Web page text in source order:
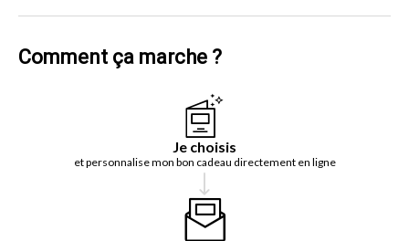
Comment ça marche ?
Je choisis
et personnalise mon bon cadeau directement en ligne